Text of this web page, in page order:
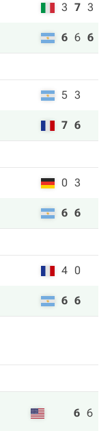
3 7 3
6 6 6
5 3
7 6
0 3
6 6
4 0
6 6
6 6